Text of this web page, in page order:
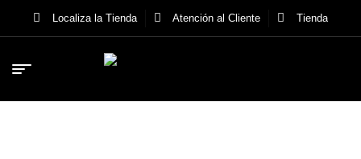
Localiza la Tienda Atención al Cliente Tienda